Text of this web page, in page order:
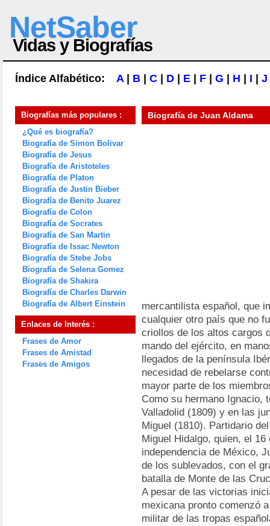
NetSaber
Vidas y Biografías
Índice Alfabético: A| B C D E F G H I J
Biografías más populares :
¿Qué es biografía?
Biografía de Simon Bolivar
Biografía de Jesus
Biografía de Aristoteles
Biografía de Platon
Biografía de Justin Bieber
Biografía de Benito Juarez
Biografía de Colon
Biografía de Socrates
Biografía de San Martin
Biografía de Issac Newton
Biografía de Stebe Jobs
Biografía de Selena Gomez
Biografía de Shakira
Biografía de Charles Darwin
Biografía de Albert Einstein
Enlaces de Interés :
Frases de Amor
Frases de Amistad
Frases de Amigos
Biografía de Juan Aldama
mercantilista español, que
cualquier otro país que no
criollos de los altos cargos
mando del ejército, en
llegados de la península
necesidad de rebelarse
mayor parte de los
Como su hermano Ignacio,
Valladolid (1809) y en las
Miguel (1810). Partidario
Miguel Hidalgo, quien, el
independencia de México,
de los sublevados, con el
batalla de Monte de las
A pesar de las victorias
mexicana pronto comenzó
militar de las tropas